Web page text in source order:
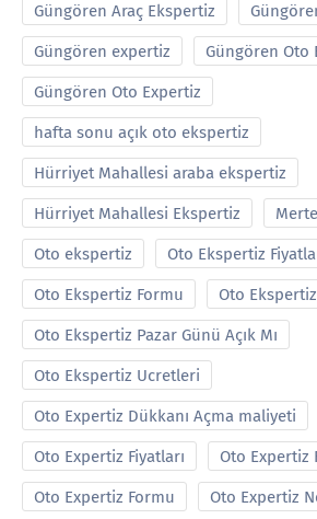
Güngören Araç Ekspertiz
Güngören expertiz Güngören Oto
Güngören Oto Expertiz
hafta sonu açık oto ekspertiz
Hürriyet Mahallesi araba ekspertiz
Hürriyet Mahallesi Ekspertiz
Oto ekspertiz Oto Ekspertiz
Oto Ekspertiz Formu Oto
Oto Ekspertiz Pazar Günü Açık Mı
Oto Ekspertiz Ucretleri
Oto Expertiz Dükkanı Açma maliyeti
Oto Expertiz Fiyatları Oto Expertiz
Oto Expertiz Formu Oto Expertiz